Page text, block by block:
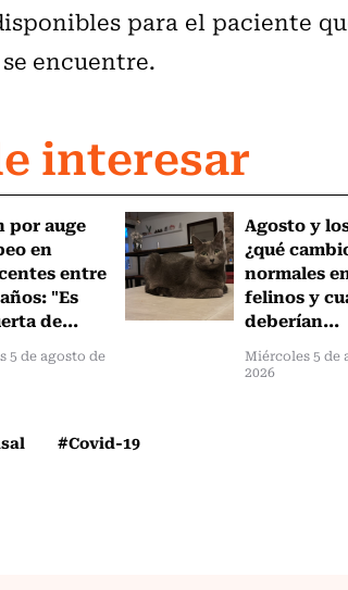
para el paciente
encuentre.
interesar
por auge
en
entre
"Es
de...
5 de agosto de
Agosto y
¿qué
normales
felinos y
deberían...
Miércoles 5 de
2026
#Covid-19